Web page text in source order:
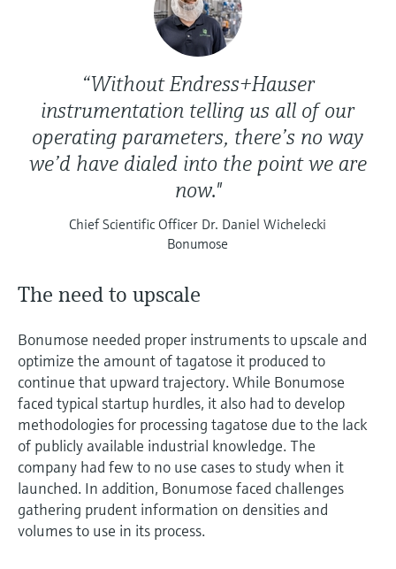
“Without Endress+Hauser
instrumentation telling us all of our
operating parameters, there’s no way
we’d have dialed into the point we are
now."
Chief Scientific Officer Dr. Daniel Wichelecki
Bonumose
The need to upscale
Bonumose needed proper instruments to upscale and
optimize the amount of tagatose it produced to
continue that upward trajectory. While Bonumose
faced typical startup hurdles, it also had to develop
methodologies for processing tagatose due to the lack
of publicly available industrial knowledge. The
company had few to no use cases to study when it
launched. In addition, Bonumose faced challenges
gathering prudent information on densities and
volumes to use in its process.